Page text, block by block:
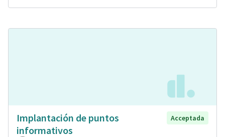
Implantación de puntos
informativos
Acceptada